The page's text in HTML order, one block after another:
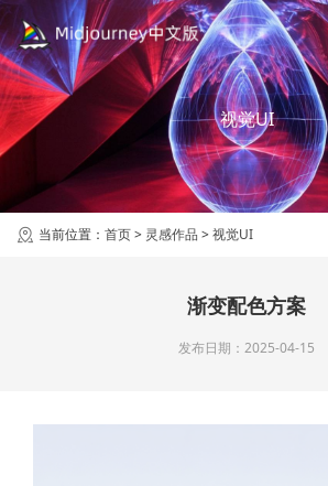
视觉UI
当前位置： 首页> 灵感作品 >视觉UI
渐变配色方案
发布日期：2025-04-15